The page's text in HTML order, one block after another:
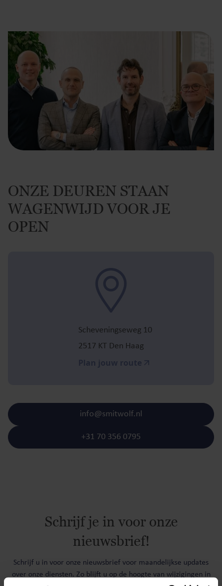
ONZE DEUREN STAAN
WAGENWIJD VOOR JE
OPEN
Scheveningseweg 10
2517 KT Den Haag
+31 70 356 0795
info@smitwolf.nl
Schrijf je in voor onze
nieuwsbrief!
Schrijf u in voor onze nieuwsbrief voor maandelijkse updates
over onze diensten. Zo blijft u op de hoogte van wijzigingen in